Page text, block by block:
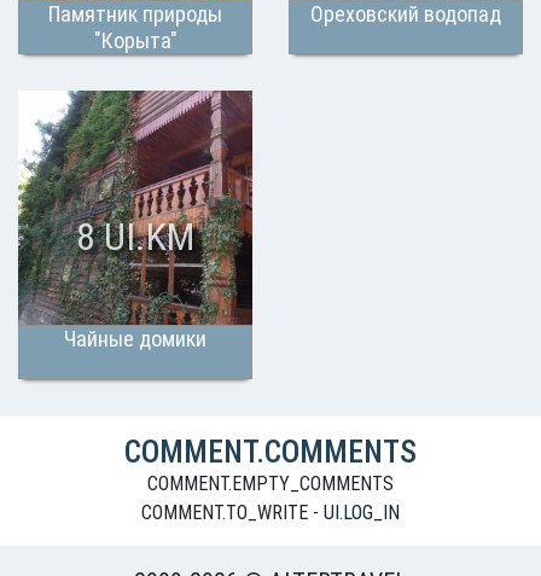
Памятник природы
"Корыта"
Ореховский водопад
Чайные домики
8 UI.KM
COMMENT.COMMENTS
COMMENT.EMPTY_COMMENTS
COMMENT.TO_WRITE - UI.LOG_IN